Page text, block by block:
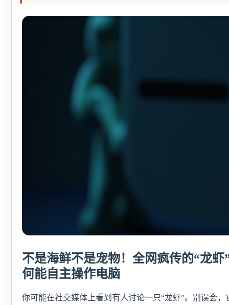
不是海鲜不是宠物！全网疯传的“龙
何能自主操作电脑
你可能在社交媒体上看到有人讨论一只“龙虾”。别误会